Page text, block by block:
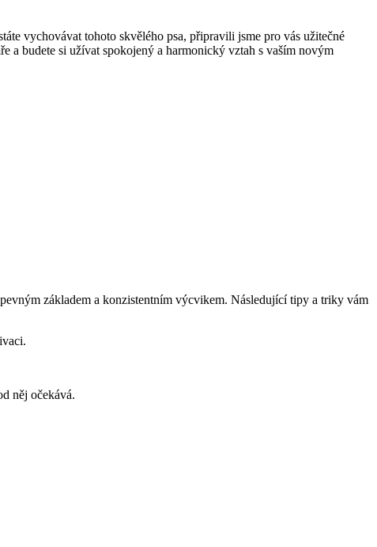
vychovávat tohoto skvělého psa, připravili jsme pro vás užitečné
a budete si užívat spokojený a harmonický vztah s vaším novým
základem a konzistentním výcvikem. Následující tipy a triky vám
něj očekává.